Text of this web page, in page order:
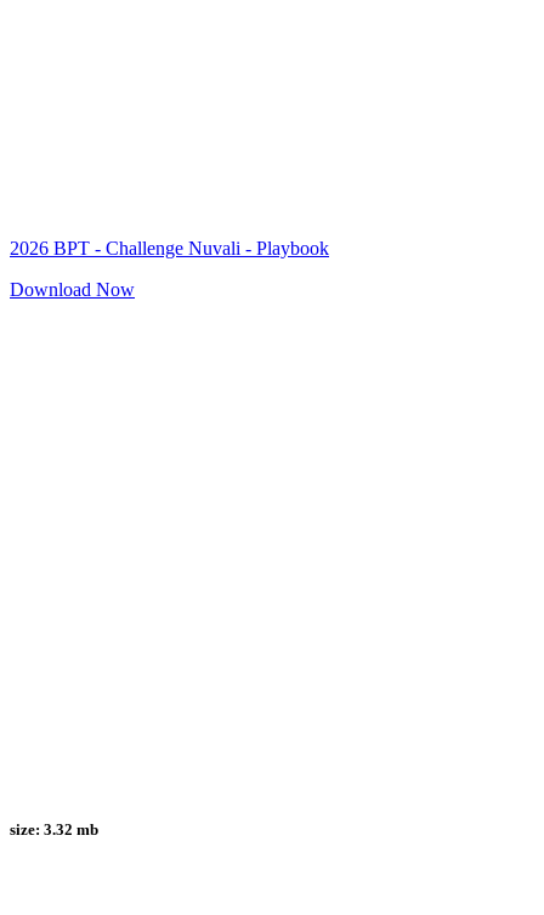
2026 BPT - Challenge Nuvali - Playbook
Download Now
size: 3.32 mb